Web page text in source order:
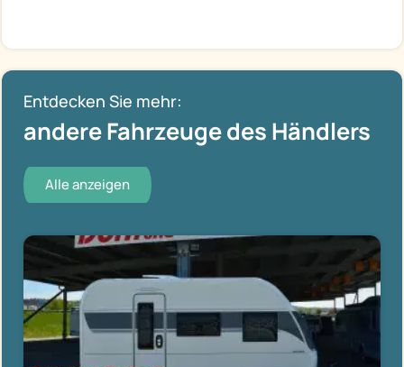
Entdecken Sie mehr:
andere Fahrzeuge des Händlers
Alle anzeigen